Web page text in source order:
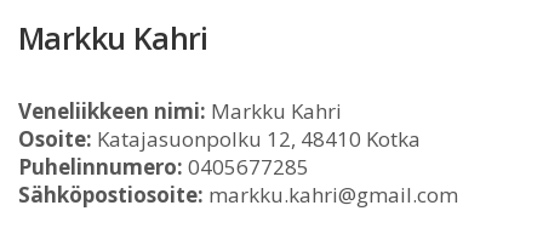
Markku Kahri
Veneliikkeen nimi: Markku Kahri
Osoite: Katajasuonpolku 12, 48410 Kotka
Puhelinnumero: 0405677285
Sähköpostiosoite: markku.kahri@gmail.com